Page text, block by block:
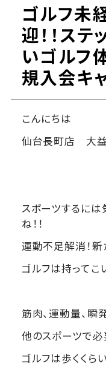
ゴルフ未
迎！！ス
いゴルフ
規入会キ
こんにちは
仙台長町店 大
スポーツするに
ね！！
運動不足解消！新
ゴルフは持って
筋肉、運動量、瞬
他のスポーツで
ゴルフは歩くくら